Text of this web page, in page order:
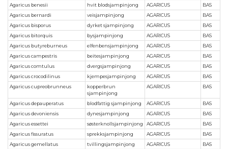
Agaricus benesii
hvit blodsjampinjong AGARICUS
BAS
Agaricus bernardi
veisjampinjong AGARICUS
BAS
Agaricus bisporus
dyrket sjampinjong AGARICUS
BAS
Agaricus bitorquis
bysjampinjong AGARICUS
BAS
Agaricus butyreburneus
elfenbensjampinjong AGARICUS
BAS
Agaricus campestris
beitesjampinjong AGARICUS
BAS
Agaricus comtulus
dvergsjampinjong AGARICUS
BAS
Agaricus crocodilinus
kjempesjampinjong AGARICUS
BAS
Agaricus cupreobrunneus
kopperbrun
sjampinjong
AGARICUS BAS
Agaricus depauperatus blodfattig sjampinjong AGARICUS
BAS
Agaricus devoniensis
dynesjampinjong AGARICUS
BAS
Agaricus essettei
søsterknollsjampinjong AGARICUS
BAS
Agaricus fissuratus
sprekksjampinjong AGARICUS
BAS
Agaricus gemellatus
tvillingsjampinjong AGARICUS
BAS